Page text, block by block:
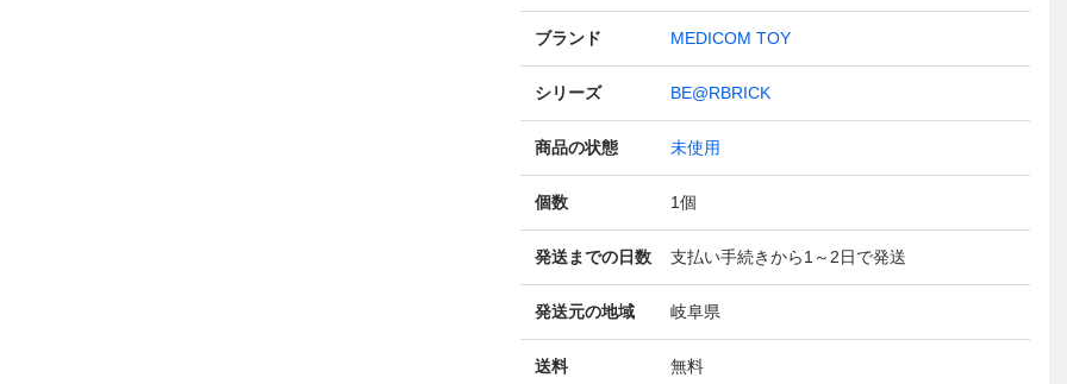
ブランド MEDICOM TOY
シリーズ BE@RBRICK
商品の状態 未使用
個数 1個
発送までの日数 支払い手続きから1～2日で発送
発送元の地域 岐阜県
送料
無料